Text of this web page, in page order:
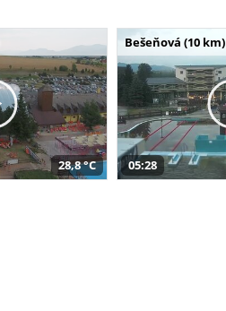
28,8 °C
Bešeňová (10 km)
05:28